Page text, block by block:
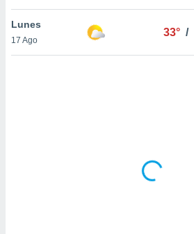
el sitio
se
Lunes
17 Ago
33° /